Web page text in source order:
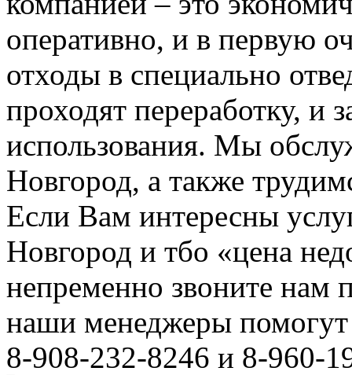
оперативно, и в первую
отходы в специально
проходят переработку, и
использования. Мы
Новгород, а также
Если Вам интересны
Новгород и тбо «цена
непременно звоните нам
наши менеджеры помогут
8-908-232-8246 и 8-960-